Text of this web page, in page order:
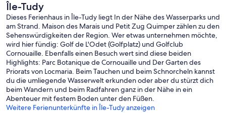
Île-Tudy
Dieses Ferienhaus in Île-Tudy liegt In der Nähe des Wasserparks und
am Strand. Maison des Marais und Petit Zug Quimper zählen zu den
Sehenswürdigkeiten der Region. Wer etwas unternehmen möchte,
wird hier fündig: Golf de L'Odet (Golfplatz) und Golfclub
Cornouaille. Ebenfalls einen Besuch wert sind diese beiden
Highlights: Parc Botanique de Cornouaille und Der Garten des
Priorats von Locmaria. Beim Tauchen und beim Schnorcheln kannst
du die umliegende Wasserwelt erkunden oder aber du stürzt dich
beim Wandern und beim Radfahren ganz in der Nähe in ein
Abenteuer mit festem Boden unter den Füßen.
Weitere Ferienunterkünfte in Île-Tudy anzeigen